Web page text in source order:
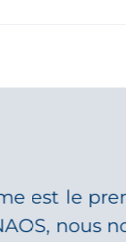
est le
nous